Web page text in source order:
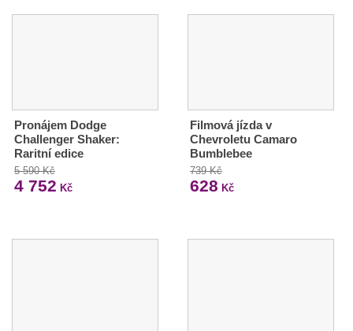
Pronájem Dodge
Challenger Shaker:
Raritní edice
5 590 Kč
4 752 Kč
Filmová jízda v
Chevroletu Camaro
Bumblebee
739 Kč
628 Kč